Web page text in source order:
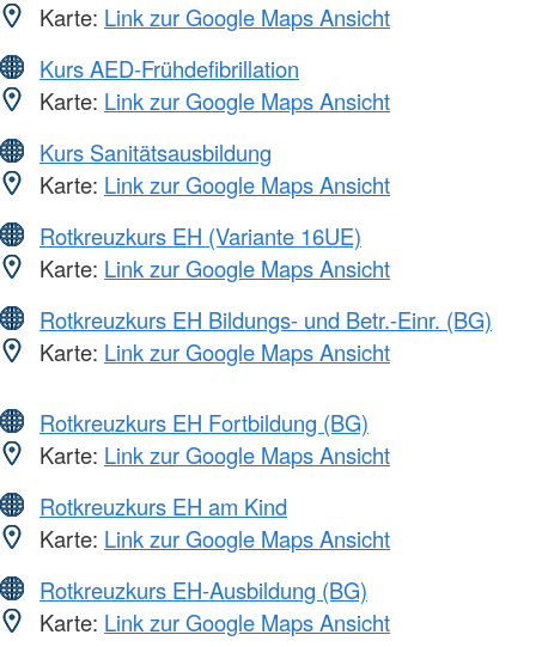
Karte: Link zur Google Maps Ansicht
Kurs AED-Frühdefibrillation
Karte: Link zur Google Maps Ansicht
Kurs Sanitätsausbildung
Karte: Link zur Google Maps Ansicht
Rotkreuzkurs EH (Variante 16UE)
Karte: Link zur Google Maps Ansicht
Rotkreuzkurs EH Bildungs- und Betr.-Einr. (BG)
Karte: Link zur Google Maps Ansicht
Rotkreuzkurs EH Fortbildung (BG)
Karte: Link zur Google Maps Ansicht
Rotkreuzkurs EH am Kind
Karte: Link zur Google Maps Ansicht
Rotkreuzkurs EH-Ausbildung (BG)
Karte: Link zur Google Maps Ansicht